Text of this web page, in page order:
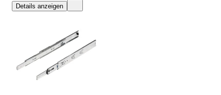
Details anzeigen